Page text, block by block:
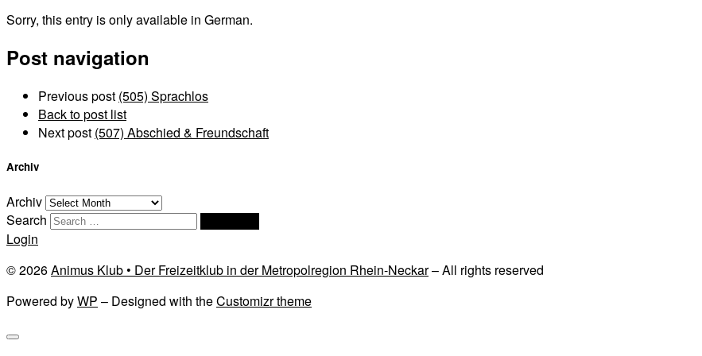
Sorry, this entry is only available in German.
Post navigation
Previous post (505) Sprachlos
Back to post list
Next post (507) Abschied & Freundschaft
Archiv
Archiv
Search
Login
© 2026Animus Klub • Der Freizeitklub in der Metropolregion Rhein-Neckar– All rights reserved
Powered byWP – Designed with theCustomizr theme